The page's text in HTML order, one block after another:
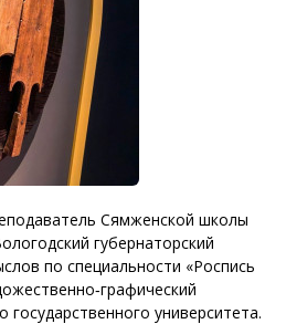
Сямженской школы
губернаторский
по специальности «Роспись
государственного университета.